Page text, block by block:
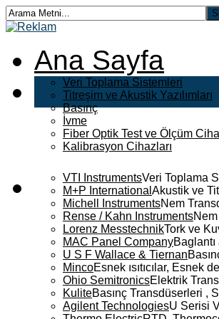
Ana Sayfa
Veri Toplama Sistemleri
Titreşim ve Akustik Yazılımları
Basınç
İvme
Fiber Optik Test ve Ölçüm
Kalibrasyon Cihazları
VTI InstrumentsVeri Toplama
M+P International Akustik ve
Michell InstrumentsNem
Rense / Kahn Instruments
Lorenz MesstechnikTork ve
MAC Panel Company
U S F Wallace & Tiernan
MincoEsnek ısıtıcılar, Esnek
Ohio SemitronicsElektrik
KuliteBasınç Transdüserleri ,
Agilent TechnologiesU Serisi